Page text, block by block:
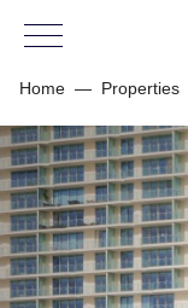
Home — Properties